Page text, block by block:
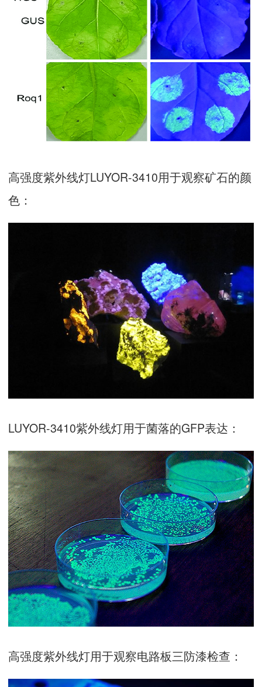
高强度紫外线灯LUYOR-3410用于观察矿石的颜
色：
LUYOR-3410紫外线灯用于菌落的GFP表达：
高强度紫外线灯用于观察电路板三防漆检查：